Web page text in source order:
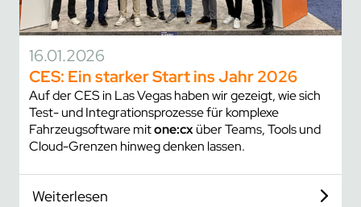
16.01.2026
CES: Ein starker Start ins Jahr 2026
Auf der CES in Las Vegas haben wir gezeigt, wie sich
Test- und Integrationsprozesse für komplexe
Fahrzeugsoftware mitone:cxüber Teams, Tools und
Cloud-Grenzen hinweg denken lassen.
Weiterlesen